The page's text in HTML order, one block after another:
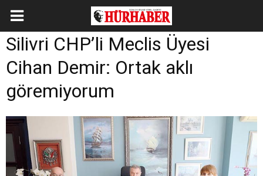
Silivri CHP’li Meclis Üyesi
Cihan Demir: Ortak aklı
göremiyorum